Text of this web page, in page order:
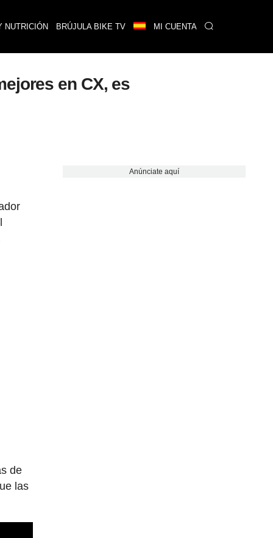
NUTRICIÓN BRÚJULA BIKE TV MI CUENTA
en CX, es
de
las
Anúnciate aquí